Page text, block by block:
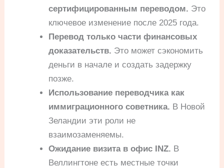
сертифицированным переводом. Это
ключевое изменение после 2025 года.
Перевод только части финансовых
доказательств. Это может сэкономить
деньги в начале и создать задержку
позже.
Использование переводчика как
иммиграционного советника. В Новой
Зеландии эти роли не
взаимозаменяемы.
Ожидание визита в офис INZ. В
Веллингтоне есть местные точки